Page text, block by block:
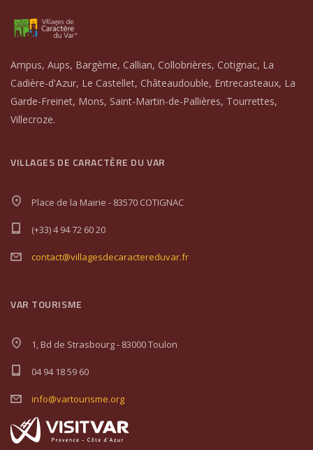
Ampus, Aups, Bargème, Callian, Collobrières, Cotignac, La
Cadière-d'Azur, Le Castellet, Châteaudouble, Entrecasteaux, La
Garde-Freinet, Mons, Saint-Martin-de-Pallières, Tourrettes,
Villecroze.
VILLAGES DE CARACTÈRE DU VAR
Place de la Mairie - 83570 COTIGNAC
(+33) 4 94 72 60 20
contact@villagesdecaractereduvar.fr
VAR TOURISME
1, Bd de Strasbourg - 83000 Toulon
04 94 18 59 60
info@vartourisme.org